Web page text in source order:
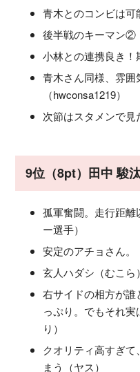
青木とのコンビは可
後半戦のキーマン②
小林との連携良き！
青木さん同様、雰囲
（hwconsa1219）
次節はスタメンで見
9位（8pt）田中 駿
孤軍奮闘。走行距離
ー選手）
安定のアチョさん。
玄人ハダシ（むこら）
右サイドの相方が
っぷり。でもそれ
り）
クオリティ高すぎ
まう（ヤス）